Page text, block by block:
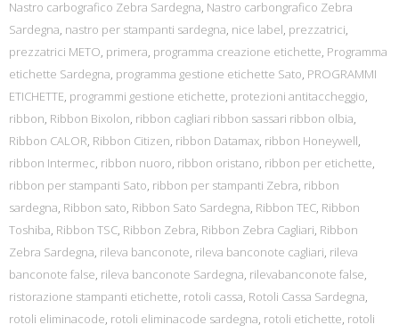
Nastro carbografico Zebra Sardegna, Nastro carbongrafico Zebra
Sardegna, nastro per stampanti sardegna, nice label, prezzatrici,
prezzatrici METO, primera, programma creazione etichette, Programma
etichette Sardegna, programma gestione etichette Sato, PROGRAMMI
ETICHETTE, programmi gestione etichette, protezioni antitaccheggio,
ribbon, Ribbon Bixolon, ribbon cagliari ribbon sassari ribbon olbia,
Ribbon CALOR, Ribbon Citizen, ribbon Datamax, ribbon Honeywell,
ribbon Intermec, ribbon nuoro, ribbon oristano, ribbon per etichette,
ribbon per stampanti Sato, ribbon per stampanti Zebra, ribbon
sardegna, Ribbon sato, Ribbon Sato Sardegna, Ribbon TEC, Ribbon
Toshiba, Ribbon TSC, Ribbon Zebra, Ribbon Zebra Cagliari, Ribbon
Zebra Sardegna, rileva banconote, rileva banconote cagliari, rileva
banconote false, rileva banconote Sardegna, rilevabanconote false,
ristorazione stampanti etichette, rotoli cassa, Rotoli Cassa Sardegna,
rotoli eliminacode, rotoli eliminacode sardegna, rotoli etichette, rotoli